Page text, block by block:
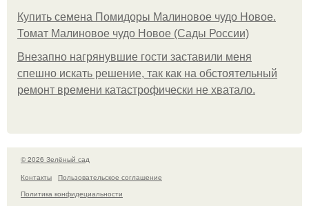
Купить семена Помидоры Малиновое чудо Новое.
Томат Малиновое чудо Новое (Сады России)
Внезапно нагрянувшие гости заставили меня
спешно искать решение, так как на обстоятельный
ремонт времени катастрофически не хватало.
© 2026 Зелёный сад
Контакты
Пользовательское соглашение
Политика конфидециальности